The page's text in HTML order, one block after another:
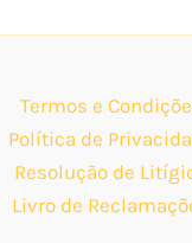
Termos e
Política de
Resolução de
Livro de